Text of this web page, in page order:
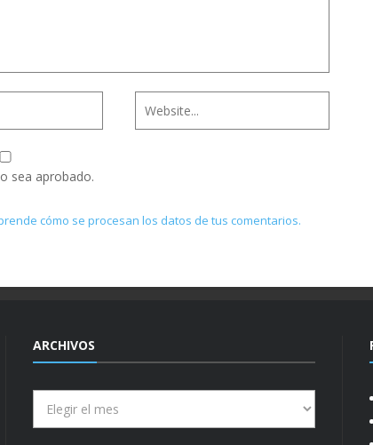
sea aprobado.
cómo se procesan los datos de tus comentarios.
ARCHIVOS